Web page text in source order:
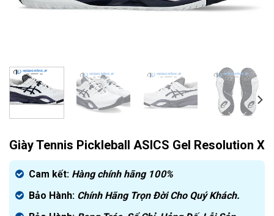
Giày Tennis Pickleball ASICS Gel Resolution X
Cam kết: Hàng chính hãng 100%
Bảo Hành: Chính Hãng Trọn Đời Cho Quý Khách.